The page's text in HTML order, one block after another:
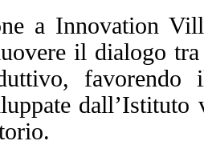
a Innovation
il dialogo
favorendo